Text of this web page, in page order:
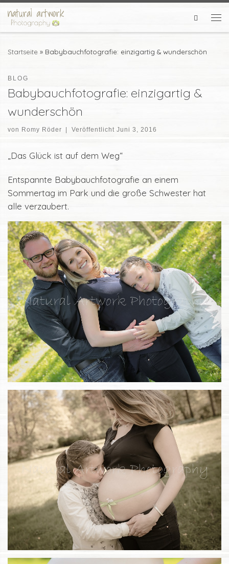
Zum Inhalt springen
Search
Startseite » Babybauchfotografie: einzigartig & wunderschön
BLOG
Babybauchfotografie: einzigartig &
wunderschön
von Romy Röder | Veröffentlicht Juni 3, 2016
„Das Glück ist auf dem Weg“
Entspannte Babybauchfotografie an einem
Sommertag im Park und die große Schwester hat
alle verzaubert.